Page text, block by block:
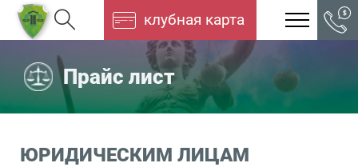
клубная карта
Прайс лист
ЮРИДИЧЕСКИМ ЛИЦАМ